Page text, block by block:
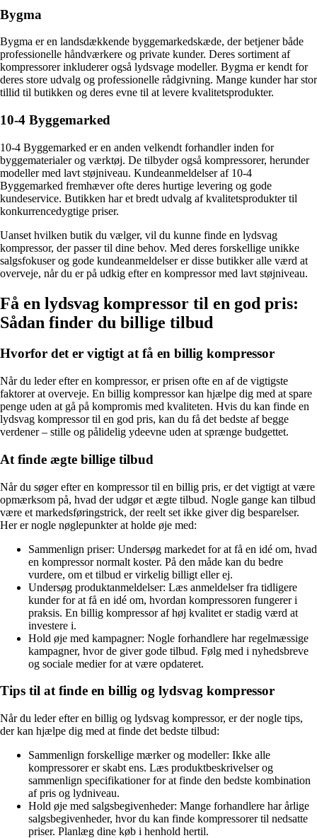
Bygma
Bygma er en landsdækkende byggemarkedskæde, der betjener både
professionelle håndværkere og private kunder. Deres sortiment af
kompressorer inkluderer også lydsvage modeller. Bygma er kendt for
deres store udvalg og professionelle rådgivning. Mange kunder har stor
tillid til butikken og deres evne til at levere kvalitetsprodukter.
10-4 Byggemarked
10-4 Byggemarked er en anden velkendt forhandler inden for
byggematerialer og værktøj. De tilbyder også kompressorer, herunder
modeller med lavt støjniveau. Kundeanmeldelser af 10-4
Byggemarked fremhæver ofte deres hurtige levering og gode
kundeservice. Butikken har et bredt udvalg af kvalitetsprodukter til
konkurrencedygtige priser.
Uanset hvilken butik du vælger, vil du kunne finde en lydsvag
kompressor, der passer til dine behov. Med deres forskellige unikke
salgsfokuser og gode kundeanmeldelser er disse butikker alle værd at
overveje, når du er på udkig efter en kompressor med lavt støjniveau.
Få en lydsvag kompressor til en god pris:
Sådan finder du billige tilbud
Hvorfor det er vigtigt at få en billig kompressor
Når du leder efter en kompressor, er prisen ofte en af de vigtigste
faktorer at overveje. En billig kompressor kan hjælpe dig med at spare
penge uden at gå på kompromis med kvaliteten. Hvis du kan finde en
lydsvag kompressor til en god pris, kan du få det bedste af begge
verdener – stille og pålidelig ydeevne uden at sprænge budgettet.
At finde ægte billige tilbud
Når du søger efter en kompressor til en billig pris, er det vigtigt at være
opmærksom på, hvad der udgør et ægte tilbud. Nogle gange kan tilbud
være et markedsføringstrick, der reelt set ikke giver dig besparelser.
Her er nogle nøglepunkter at holde øje med:
Sammenlign priser: Undersøg markedet for at få en idé om, hvad
en kompressor normalt koster. På den måde kan du bedre
vurdere, om et tilbud er virkelig billigt eller ej.
Undersøg produktanmeldelser: Læs anmeldelser fra tidligere
kunder for at få en idé om, hvordan kompressoren fungerer i
praksis. En billig kompressor af høj kvalitet er stadig værd at
investere i.
Hold øje med kampagner: Nogle forhandlere har regelmæssige
kampagner, hvor de giver gode tilbud. Følg med i nyhedsbreve
og sociale medier for at være opdateret.
Tips til at finde en billig og lydsvag kompressor
Når du leder efter en billig og lydsvag kompressor, er der nogle tips,
der kan hjælpe dig med at finde det bedste tilbud:
Sammenlign forskellige mærker og modeller: Ikke alle
kompressorer er skabt ens. Læs produktbeskrivelser og
sammenlign specifikationer for at finde den bedste kombination
af pris og lydniveau.
Hold øje med salgsbegivenheder: Mange forhandlere har årlige
salgsbegivenheder, hvor du kan finde kompressorer til nedsatte
priser. Planlæg dine køb i henhold hertil.